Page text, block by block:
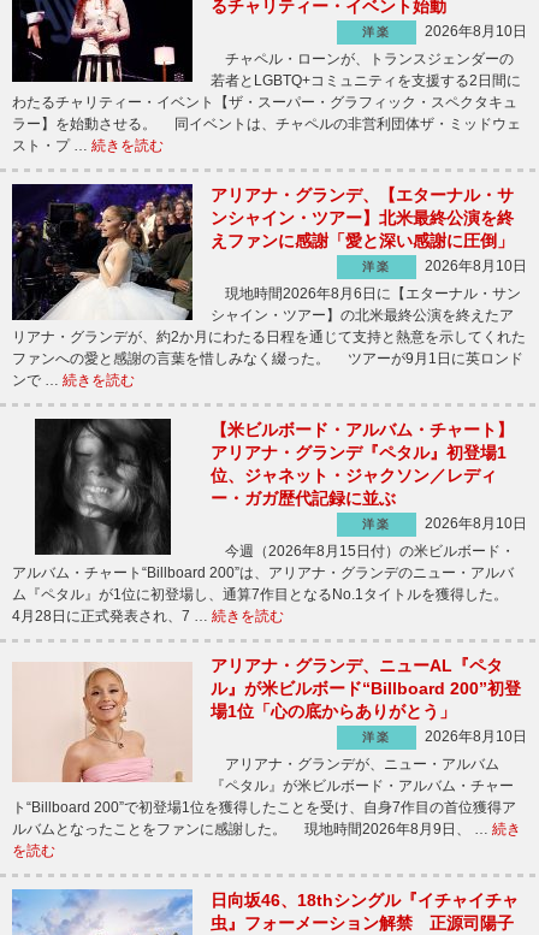
るチャリティー・イベント始動
洋楽
2026年8月10日
チャペル・ローンが、トランスジェンダーの
若者とLGBTQ+コミュニティを支援する2日間に
わたるチャリティー・イベント【ザ・スーパー・グラフィック・スペクタキュ
ラー】を始動させる。 同イベントは、チャペルの非営利団体ザ・ミッドウェ
スト・プ … 続きを読む
アリアナ・グランデ、【エターナル・サ
ンシャイン・ツアー】北米最終公演を終
えファンに感謝「愛と深い感謝に圧倒」
洋楽
2026年8月10日
現地時間2026年8月6日に【エターナル・サン
シャイン・ツアー】の北米最終公演を終えたア
リアナ・グランデが、約2か月にわたる日程を通じて支持と熱意を示してくれた
ファンへの愛と感謝の言葉を惜しみなく綴った。 ツアーが9月1日に英ロンド
ンで … 続きを読む
【米ビルボード・アルバム・チャート】
アリアナ・グランデ『ペタル』初登場1
位、ジャネット・ジャクソン／レディ
ー・ガガ歴代記録に並ぶ
洋楽
2026年8月10日
今週（2026年8月15日付）の米ビルボード・
アルバム・チャート“Billboard 200”は、アリアナ・グランデのニュー・アルバ
ム『ペタル』が1位に初登場し、通算7作目となるNo.1タイトルを獲得した。
4月28日に正式発表され、7 … 続きを読む
アリアナ・グランデ、ニューAL『ペタ
ル』が米ビルボード“Billboard 200”初登
場1位「心の底からありがとう」
洋楽
2026年8月10日
アリアナ・グランデが、ニュー・アルバム
『ペタル』が米ビルボード・アルバム・チャー
ト“Billboard 200”で初登場1位を獲得したことを受け、自身7作目の首位獲得ア
ルバムとなったことをファンに感謝した。 現地時間2026年8月9日、 … 続き
を読む
日向坂46、18thシングル『イチャイチャ
虫』フォーメーション解禁 正源司陽子